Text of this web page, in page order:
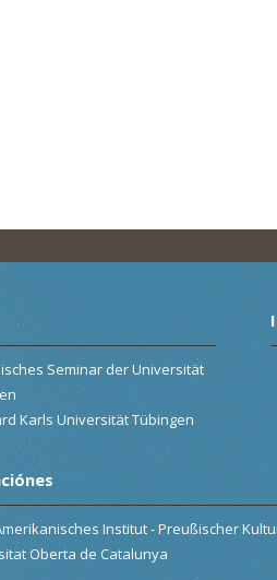
Seminar der Universität
Karls Universität Tübingen
Institut - Preußischer
Oberta de Catalunya